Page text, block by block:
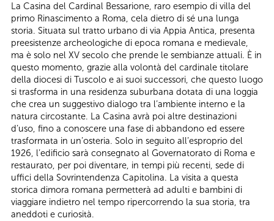
La Casina del Cardinal Bessarione, raro esempio di villa del
primo Rinascimento a Roma, cela dietro di sé una lunga
storia. Situata sul tratto urbano di via Appia Antica, presenta
preesistenze archeologiche di epoca romana e medievale,
ma è solo nel XV secolo che prende le sembianze attuali. È in
questo momento, grazie alla volontà del cardinale titolare
della diocesi di Tuscolo e ai suoi successori, che questo luogo
si trasforma in una residenza suburbana dotata di una loggia
che crea un suggestivo dialogo tra l’ambiente interno e la
natura circostante. La Casina avrà poi altre destinazioni
d’uso, fino a conoscere una fase di abbandono ed essere
trasformata in un’osteria. Solo in seguito all’esproprio del
1926, l’edificio sarà consegnato al Governatorato di Roma e
restaurato, per poi diventare, in tempi più recenti, sede di
uffici della Sovrintendenza Capitolina. La visita a questa
storica dimora romana permetterà ad adulti e bambini di
viaggiare indietro nel tempo ripercorrendo la sua storia, tra
aneddoti e curiosità.